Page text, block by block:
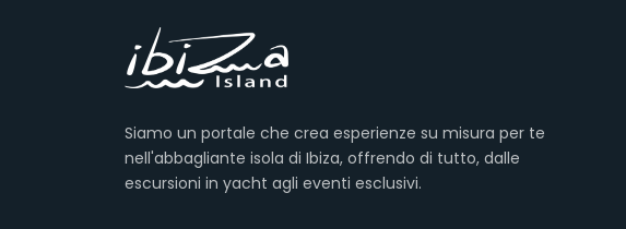
Siamo un portale che crea esperienze su misura per te
nell'abbagliante isola di Ibiza, offrendo di tutto, dalle
escursioni in yacht agli eventi esclusivi.